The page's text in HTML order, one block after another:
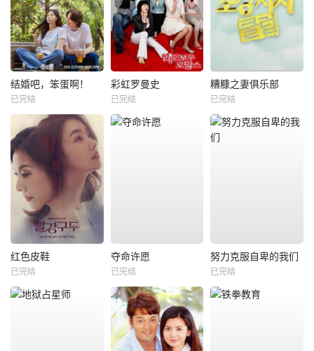
结婚吧，笨蛋啊！
已完结
彩虹罗曼史
已完结
糟糠之妻俱乐部
已完结
红色皮鞋
已完结
夺命许愿
已完结
努力克服自卑的我们
已完结